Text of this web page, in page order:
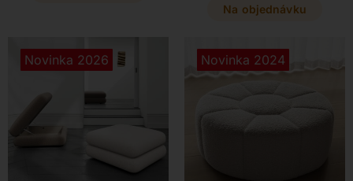
150 x 50 x 40 cm.
jídelní i konferenční stoly v
interiéru vnesou dokonalou
harmonii.
Na objednávku
Novinka 2026 Novinka 2024